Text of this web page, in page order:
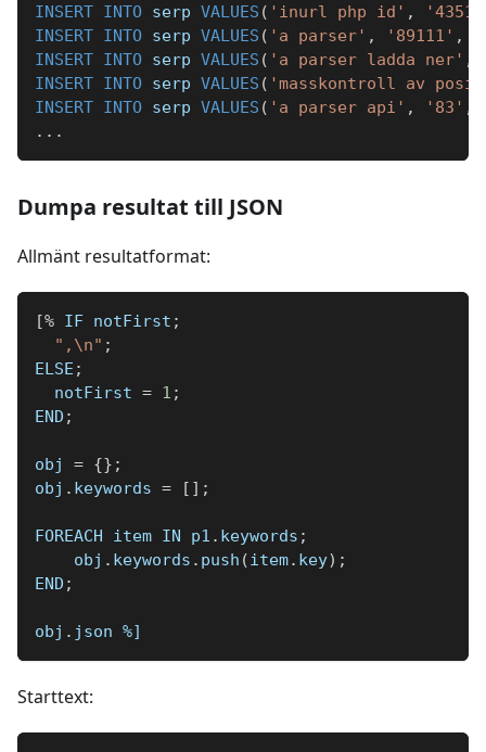
INSERT INTO serp VALUES ( 'inurl php id' ,
INSERT INTO serp VALUES ( 'a parser' , '89111' ,
INSERT INTO serp VALUES ( 'a parser ladda ner' ,
INSERT INTO serp VALUES ( 'masskontroll av
INSERT INTO serp VALUES ( 'a parser api' , '83' ,
. . .
Dumpa resultat till JSON
Allmänt resultatformat:
[% IF notFirst ;
",\n" ;
ELSE ;
  notFirst
= 1 ;
END ;
obj = {} ;
obj . keywords = [ ] ;
FOREACH item IN p1 . keywords ;
    obj
. keywords . push (item. key) ;
END ;
obj . json %]
Starttext: